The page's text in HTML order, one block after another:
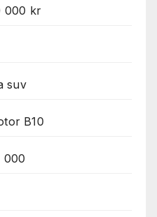
000 kr
suv
B10
000
över huvud
Statistik
kunna
funktionalitet